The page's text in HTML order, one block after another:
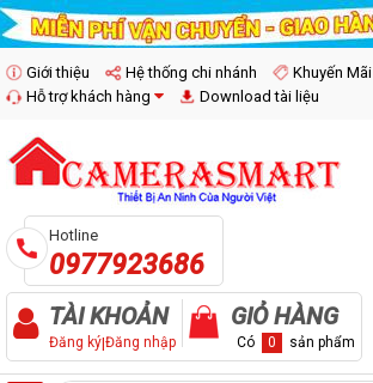
Giới thiệu Hệ thống chi nhánh Khuyến Mãi
Hỗ trợ khách hàng
Download tài liệu
Hotline
0977923686
TÀI KHOẢN
Đăng ký|Đăng nhập
GIỎ HÀNG
Có 0 sản phẩm